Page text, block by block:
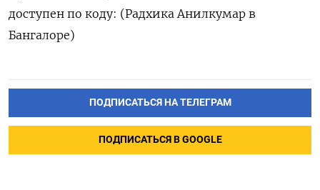
доступен по коду: (Радхика Анилкумар в
Бангалоре)
ПОДПИСАТЬСЯ НА ТЕЛЕГРАМ
ПОДПИСАТЬСЯ В GOOGLE